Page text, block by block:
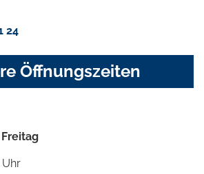
24
Öffnungszeiten
Uhr